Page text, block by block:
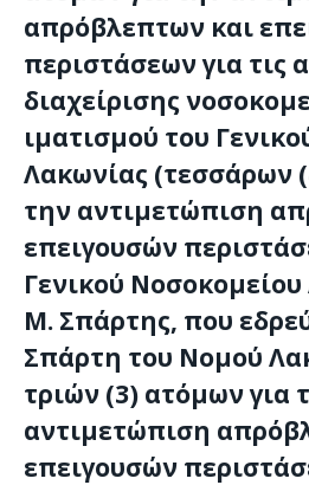
απρόβλεπτων και
περιστάσεων για τις
διαχείρισης
ιματισμού του
Λακωνίας (τεσσάρων
την αντιμετώπιση
επειγουσών
Γενικού
Μ. Σπάρτης, που
Σπάρτη του Νομού
τριών (3) ατόμων για
αντιμετώπιση
επειγουσών